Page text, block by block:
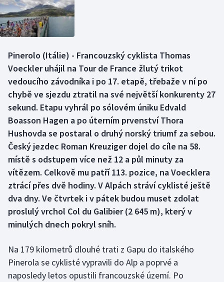
Curling
Dostihy
Florbal
Futsal
Golf
Gymnastika
Házená
Jezdectví
Judo
Krasobruslení
Lezení
Lyže a snowboard
Pinerolo (Itálie) - Francouzský cyklista Thomas
Voeckler uhájil na Tour de France žlutý trikot
vedoucího závodníka i po 17. etapě, třebaže v ní po
chybě ve sjezdu ztratil na své největší konkurenty 27
sekund. Etapu vyhrál po sólovém úniku Edvald
Boasson Hagen a po úterním prvenství Thora
Hushovda se postaral o druhý norský triumf za sebou.
Český jezdec Roman Kreuziger dojel do cíle na 58.
místě s odstupem více než 12 a půl minuty za
vítězem. Celkově mu patří 113. pozice, na Voecklera
ztrácí přes dvě hodiny. V Alpách stráví cyklisté ještě
dva dny. Ve čtvrtek i v pátek budou muset zdolat
proslulý vrchol Col du Galibier (2 645 m), který v
minulých dnech pokryl sníh.
Na 179 kilometrů dlouhé trati z Gapu do italského
Pinerola se cyklisté vypravili do Alp a poprvé a
naposledy letos opustili francouzské území. Po